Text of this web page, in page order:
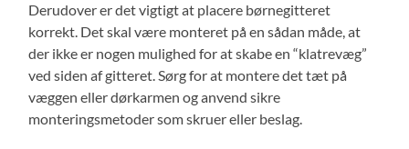
Derudover er det vigtigt at placere børnegitteret
korrekt. Det skal være monteret på en sådan måde, at
der ikke er nogen mulighed for at skabe en “klatrevæg”
ved siden af gitteret. Sørg for at montere det tæt på
væggen eller dørkarmen og anvend sikre
monteringsmetoder som skruer eller beslag.